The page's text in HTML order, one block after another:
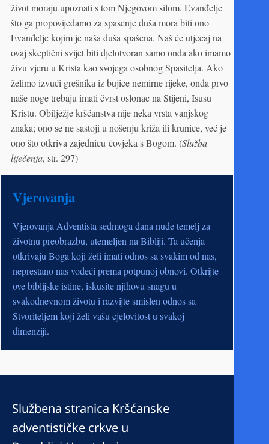
život moraju upoznati s tom Njegovom silom. Evanđelje
što ga propovijedamo za spasenje duša mora biti ono
Evanđelje kojim je naša duša spašena. Naš će utjecaj na
ovaj skeptični svijet biti djelotvoran samo onda ako imamo
živu vjeru u Krista kao svojega osobnog Spasitelja. Ako
želimo izvući grešnika iz bujice nemirne rijeke, onda prvo
naše noge trebaju imati čvrst oslonac na Stijeni, Isusu
Kristu. Obilježje kršćanstva nije neka vrsta vanjskog
znaka; ono se ne sastoji u nošenju križa ili krunice, već je
ono što otkriva zajednicu čovjeka s Bogom. (Služba
liječenja, str. 297)
Vjerovanja
Vjerovanja Adventista sedmoga dana nude temelj za
životnu preobrazbu, utemeljen na Bibliji. Ta učenja
otkrivaju Boga koji želi imati odnos sa svakim od nas,
neprestano nas vodeći prema potpunoj obnovi. Otkrijte
ove biblijske istine, iskusite njihovu snagu u
svakodnevnom životu i razvijte smislen odnos sa
Stvoriteljem koji želi vašu cjelovitost u svakoj
dimenziji.
Službena stranica Kršćanske
adventističke crkve u